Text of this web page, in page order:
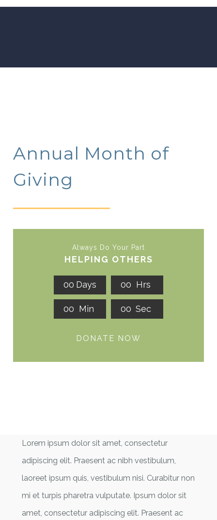
Annual Month of
Giving
Always Do Your Part
HELPING OTHERS
00 Days 00 Hrs
00 Min 00 Sec
DONATE NOW
Lorem ipsum dolor sit amet, consectetur
adipiscing elit. Praesent ac nibh vestibulum,
laoreet ipsum quis, vestibulum nisi. Curabitur non
mi et turpis pharetra vulputate. Ipsum dolor sit
amet, consectetur adipiscing elit. Praesent ac